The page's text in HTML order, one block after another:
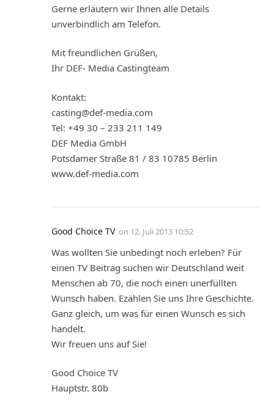
Gerne erläutern wir Ihnen alle Details
unverbindlich am Telefon.
Mit freundlichen Grüßen,
Ihr DEF- Media Castingteam
Kontakt:
casting@def-media.com
Tel: +49 30 – 233 211 149
DEF Media GmbH
Potsdamer Straße 81 / 83 10785 Berlin
www.def-media.com
Good Choice TV on 12. Juli 2013 10:52
Was wollten Sie unbedingt noch erleben? Für
einen TV Beitrag suchen wir Deutschland weit
Menschen ab 70, die noch einen unerfüllten
Wunsch haben. Ezählen Sie uns Ihre Geschichte.
Ganz gleich, um was für einen Wunsch es sich
handelt.
Wir freuen uns auf Sie!
Good Choice TV
Hauptstr. 80b